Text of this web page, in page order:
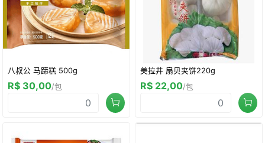
八叔公 马蹄糕 500g
R$ 30,00/包
美拉井 扇贝夹饼220g
R$ 22,00/包